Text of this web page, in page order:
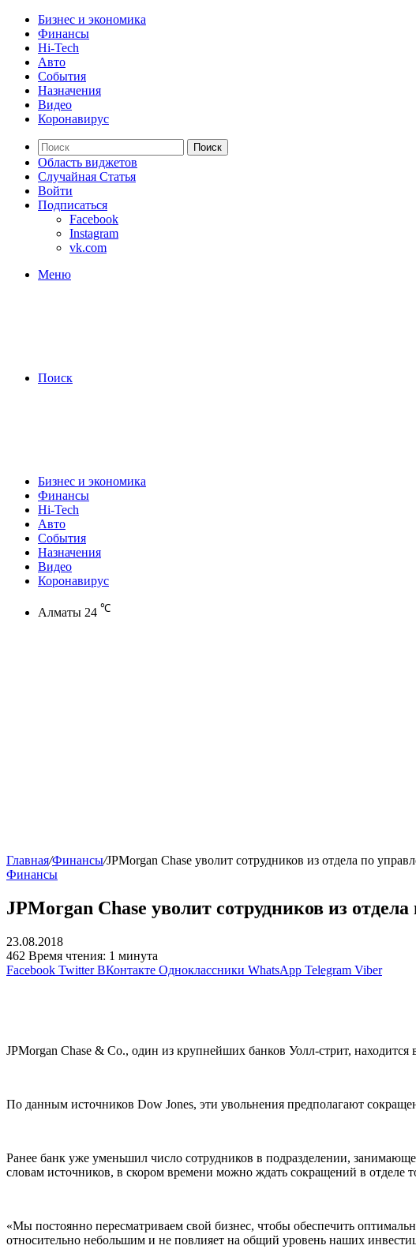
Бизнес и экономика
Финансы
Hi-Tech
Авто
События
Назначения
Видео
Коронавирус
Поиск
Область виджетов
Случайная Статья
Войти
Подписаться
Facebook
Instagram
vk.com
Меню
Поиск
Бизнес и экономика
Финансы
Hi-Tech
Авто
События
Назначения
Видео
Коронавирус
Алматы 24 ℃
Главная/Финансы/JPMorgan Chase уволит сотрудников из отдела по
Финансы
JPMorgan Chase уволит сотрудников из
23.08.2018
462 Время чтения: 1 минута
Facebook Twitter ВКонтакте Одноклассники WhatsApp Telegram Viber
JPMorgan Chase & Co., один из крупнейших банков Уолл-стрит,
По данным источников Dow Jones, эти увольнения предполагают
Ранее банк уже уменьшил число сотрудников в подразделении,
словам источников, в скором времени можно ждать сокращений в отделе
«Мы постоянно пересматриваем свой бизнес, чтобы обеспечить
относительно небольшим и не повлияет на общий уровень наших